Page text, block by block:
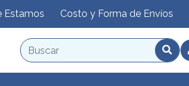
Estamos Costo y Forma de Envíos